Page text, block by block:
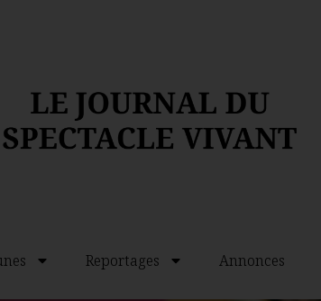
Reportages Annonces